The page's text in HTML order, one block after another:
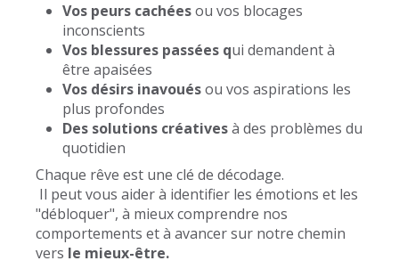
Vos peurs cachéesou vos blocages
inconscients
Vos blessures passées qui demandent à
être apaisées
Vos désirs inavouésou vos aspirations les
plus profondes
Des solutions créativesà des problèmes du
quotidien
Chaque rêve est une clé de décodage.
Il peut vous aider à identifier les émotions et les
"débloquer", à mieux comprendre nos
comportements et à avancer sur notre chemin
vers le mieux-être.